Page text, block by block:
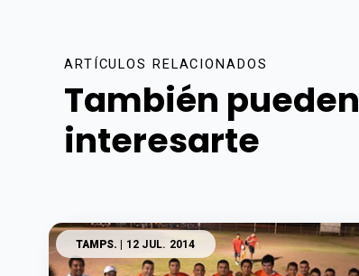
ARTÍCULOS RELACIONADOS
También pueden
interesarte
TAMPS. | 12 JUL. 2014